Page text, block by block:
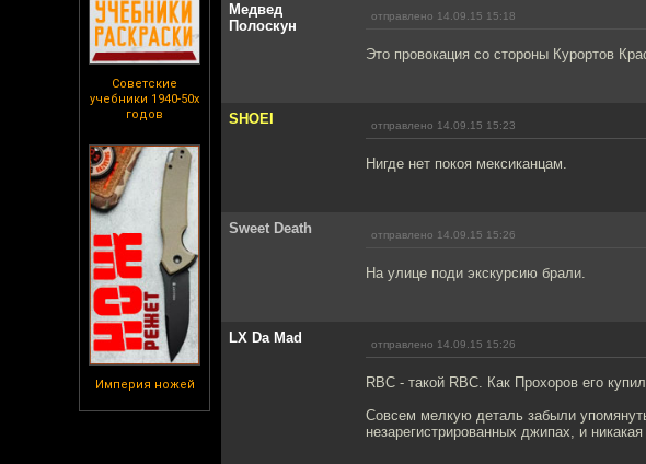
Советские
учебники 1940-50х
годов
Империя ножей
Медвед
Полоскун
отправлено 14.09.15 15:18
Это провокация со стороны Курортов
SHOEI отправлено 14.09.15 15:23
Нигде нет покоя мексиканцам.
Sweet Death отправлено 14.09.15 15:26
На улице поди экскурсию брали.
LX Da Mad отправлено 14.09.15 15:26
RBC - такой RBC. Как Прохоров его
Совсем мелкую деталь забыли
незарегистрированных джипах, и